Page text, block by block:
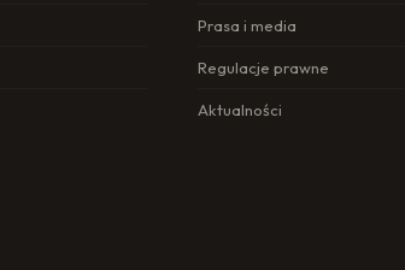
Prasa i media
Regulacje prawne
Aktualności